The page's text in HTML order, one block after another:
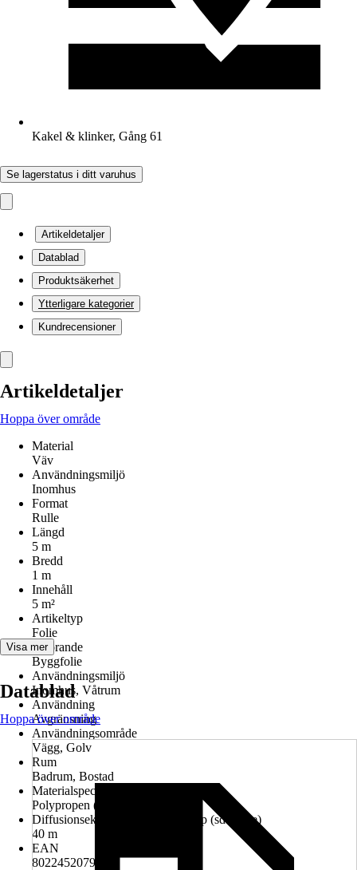
Kakel & klinker, Gång 61
Se lagerstatus i ditt varuhus
Artikeldetaljer
Datablad
Produktsäkerhet
Ytterligare kategorier
Kundrecensioner
Artikeldetaljer
Hoppa över område
Material
Väv
Användningsmiljö
Inomhus
Format
Rulle
Längd
5 m
Bredd
1 m
Innehåll
5 m²
Artikeltyp
Folie
Utförande
Byggfolie
Användningsmiljö
Inomhus, Våtrum
Användning
Avgränsning
Användningsområde
Vägg, Golv
Rum
Badrum, Bostad
Materialspecifikation
Polypropen (PP)
Diffusionsekvivalent luftskiktsdjup (sd-värde)
40 m
EAN
8022452079696
Visa mer
Datablad
Hoppa över område